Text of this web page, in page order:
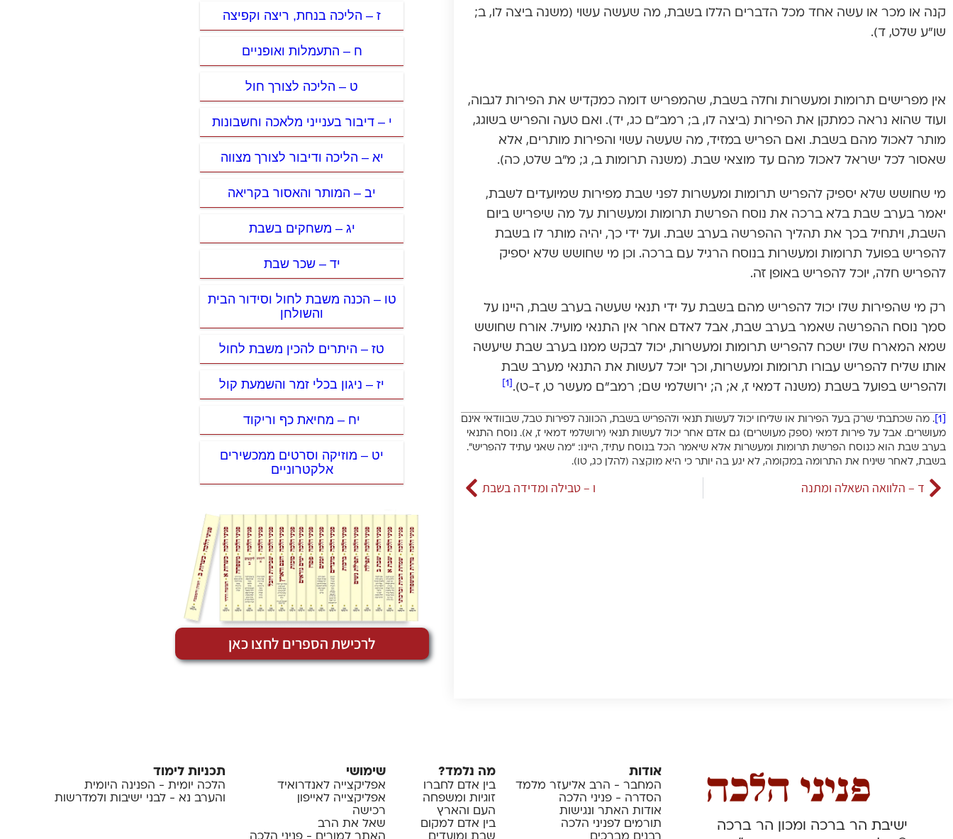
קנה או מכר או עשה אחד מכל הדברים הללו בשבת, מה שעשה עשוי (משנה ביצה לו, ב;
שו”ע שלט, ד).
אין מפרישים תרומות ומעשרות וחלה בשבת, שהמפריש דומה כמקדיש את הפירות לגבוה,
ועוד שהוא נראה כמתקן את הפירות (ביצה לו, ב; רמב”ם כג, יד). ואם טעה והפריש בשוגג,
מותר לאכול מהם בשבת. ואם הפריש במזיד, מה שעשה עשוי והפירות מותרים, אלא
שאסור לכל ישראל לאכול מהם עד מוצאי שבת. (משנה תרומות ב, ג; מ”ב שלט, כה).
מי שחושש שלא יספיק להפריש תרומות ומעשרות לפני שבת מפירות שמיועדים לשבת,
יאמר בערב שבת בלא ברכה את נוסח הפרשת תרומות ומעשרות על מה שיפריש ביום
השבת, ויתחיל בכך את תהליך ההפרשה בערב שבת. ועל ידי כך, יהיה מותר לו בשבת
להפריש בפועל תרומות ומעשרות בנוסח הרגיל עם ברכה. וכן מי שחושש שלא יספיק
להפריש חלה, יוכל להפריש באופן זה.
רק מי שהפירות שלו יכול להפריש מהם בשבת על ידי תנאי שעשה בערב שבת, היינו על
סמך נוסח ההפרשה שאמר בערב שבת, אבל לאדם אחר אין התנאי מועיל. אורח שחושש
שמא המארח שלו ישכח להפריש תרומות ומעשרות, יכול לבקש ממנו בערב שבת שיעשה
אותו שליח להפריש עבורו תרומות ומעשרות, וכך יוכל לעשות את התנאי מערב שבת
ולהפריש בפועל בשבת (משנה דמאי ז, א; ה; ירושלמי שם; רמב”ם מעשר ט, ז-ט).
. מה שכתבתי שרק בעל הפירות או שליחו יכול לעשות תנאי ולהפריש בשבת, הכוונה לפירות טבל, שבוודאי אינם
מעושרים. אבל על פירות דמאי (ספק מעושרים) גם אדם אחר יכול לעשות תנאי (ירושלמי דמאי ז, א). נוסח התנאי
בערב שבת הוא כנוסח הפרשת תרומות ומעשרות אלא שיאמר הכל בנוסח עתיד, היינו: “מה שאני עתיד להפריש”.
בשבת, לאחר שיניח את התרומה במקומה, לא יגע בה יותר כי היא מוקצה (להלן כג, טו).
ד – הלוואה השאלה ומתנה ו – טבילה ומדידה בשבת
ז – הליכה בנחת, ריצה וקפיצה
ח – התעמלות ואופניים
ט – הליכה לצורך חול
י – דיבור בענייני מלאכה וחשבונות
יא – הליכה ודיבור לצורך מצווה
יב – המותר והאסור בקריאה
יג – משחקים בשבת
יד – שכר שבת
טו – הכנה משבת לחול וסידור הבית
והשולחן
טז – היתרים להכין משבת לחול
יז – ניגון בכלי זמר והשמעת קול
יח – מחיאת כף וריקוד
יט – מוזיקה וסרטים ממכשירים
אלקטרוניים
לרכישת הספרים לחצו כאן
ישיבת הר ברכה ומכון הר ברכה
אודות
המחבר - הרב אליעזר מלמד
הסדרה - פניני הלכה
אודות האתר ונגישות
תורמים לפניני הלכה
רבנים מברכים
מה נלמד?
בין אדם לחברו
זוגיות ומשפחה
העם והארץ
בין אדם למקום
שבת ומועדים
שימושי
אפליקצייה לאנדרואיד
אפליקצייה לאייפון
רכישה
שאל את הרב
האתר למורים - פניני הלכה
תכניות לימוד
הלכה יומית - הפנינה היומית
והערב נא - לבני ישיבות ולמדרשות